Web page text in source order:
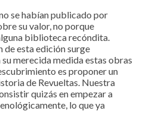
se habían publicado por
su valor, no porque
biblioteca recóndita.
esta edición surge
merecida medida estas obras
es proponer un
de Revueltas. Nuestra
quizás en empezar a
lo que ya